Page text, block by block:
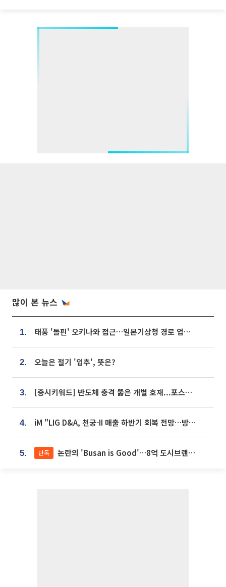
많이 본 뉴스
1. 태풍 '돌핀' 오키나와 접근…일본기상청 경로 업데이트
2. 오늘은 절기 '입추', 뜻은?
3. [증시키워드] 반도체 충격 뚫은 개별 호재...포스코퓨처엠·에코프로·한화솔루션 '눈길'
4. iM "LIG D&A, 천궁-II 매출 하반기 회복 전망…방산 톱픽 유지"
5. 단독 논란의 'Busan is Good'…8억 도시브랜드, 용산 대통령실 CI 업체가 수행